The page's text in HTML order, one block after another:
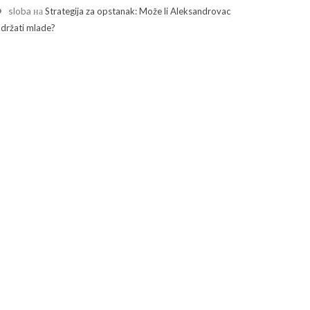
sloba наStrategija za opstanak: Može li Aleksandrovac
mlade?